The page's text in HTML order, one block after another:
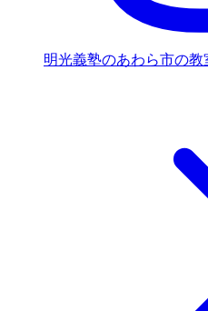
明光義塾のあわら市の教